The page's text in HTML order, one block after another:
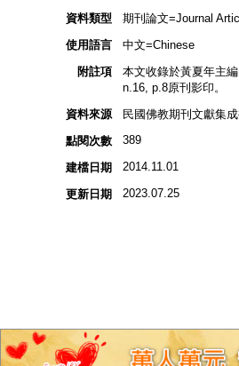
資料類型
期刊論文=Journal
使用語言
中文=Chinese
附註項
本文收錄於黃夏年主
n.16, p.8原刊影印。
資料來源
民國佛教期刊文獻集
點閱次數
389
建檔日期 2014.11.01
更新日期 2023.07.25